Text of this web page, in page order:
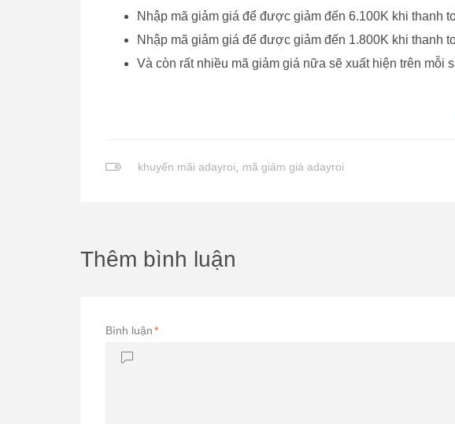
Nhập mã giảm giá để được giảm đến 6.100K khi thanh
Nhập mã giảm giá để được giảm đến 1.800K khi thanh
Và còn rất nhiều mã giảm giá nữa sẽ xuất hiện trên mỗi
khuyến mãi adayroi, mã giảm giá adayroi
Thêm bình luận
Bình luận*